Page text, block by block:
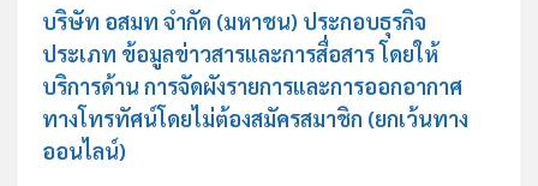
บริษัท อสมท จำกัด (มหาชน) ประกอบธุรกิจ
ประเภท ข้อมูลข่าวสารและการสื่อสาร โดยให้
บริการด้าน การจัดผังรายการและการออกอากาศ
ทางโทรทัศน์โดยไม่ต้องสมัครสมาชิก (ยกเว้นทาง
ออนไลน์)